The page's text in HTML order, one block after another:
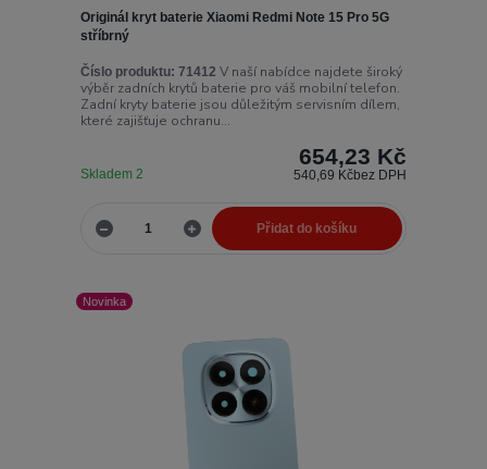
Originál kryt baterie Xiaomi Redmi Note 15 Pro 5G
stříbrný
Číslo produktu: 71412 V naší nabídce najdete široký
výběr zadních krytů baterie pro váš mobilní telefon.
Zadní kryty baterie jsou důležitým servisním dílem,
které zajišťuje ochranu...
654,23 Kč
540,69 Kčbez DPH
Skladem 2
Přidat do košíku
Novinka